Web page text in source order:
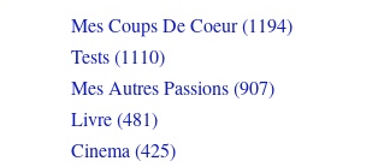
Mes Coups De Coeur (1194)
Tests (1110)
Mes Autres Passions (907)
Livre (481)
Cinema (425)